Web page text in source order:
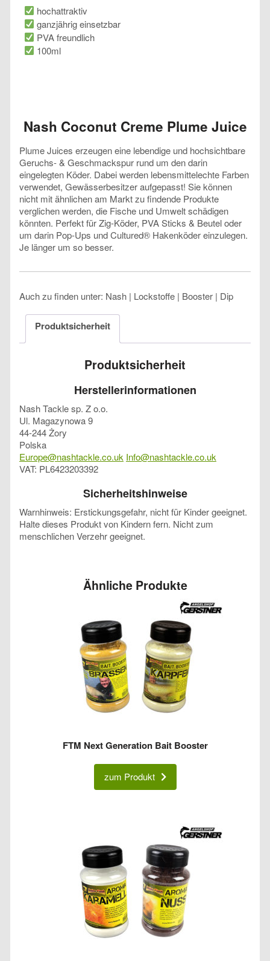
Nash Coconut Creme Plume Juice
Plume Juices erzeugen eine lebendige und hochsichtbare
Geruchs- & Geschmackspur rund um den darin
eingelegten Köder. Dabei werden lebensmittelechte Farben
verwendet, Gewässerbesitzer aufgepasst! Sie können
nicht mit ähnlichen am Markt zu findende Produkte
verglichen werden, die Fische und Umwelt schädigen
könnten. Perfekt für Zig-Köder, PVA Sticks & Beutel oder
um darin Pop-Ups und Cultured® Hakenköder einzulegen.
Je länger um so besser.
Auch zu finden unter: Nash | Lockstoffe | Booster | Dip
hochattraktiv
ganzjährig einsetzbar
PVA freundlich
100ml
Produktsicherheit
Produktsicherheit
Herstellerinformationen
Nash Tackle sp. Z o.o.
Ul. Magazynowa 9
44-244 Żory
Polska
Europe@nashtackle.co.uk Info@nashtackle.co.uk
VAT: PL6423203392
Sicherheitshinweise
Warnhinweis: Erstickungsgefahr, nicht für Kinder geeignet.
Halte dieses Produkt von Kindern fern. Nicht zum
menschlichen Verzehr geeignet.
Ähnliche Produkte
FTM Next Generation Bait Booster
zum Produkt